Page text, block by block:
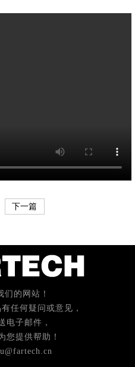
下一篇
们的网站！
任何疑问或意见，
电子邮件，
您提供帮助！